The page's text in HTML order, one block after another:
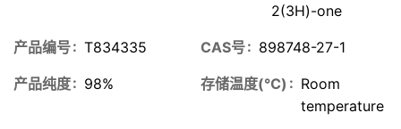
2(3H)-one
产品编号 T834335 CAS号 898748-27-1
产品纯度 98% 存储温度(℃)
Room
temperature